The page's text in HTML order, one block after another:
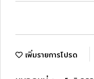
เพิ่มรายการโปรด